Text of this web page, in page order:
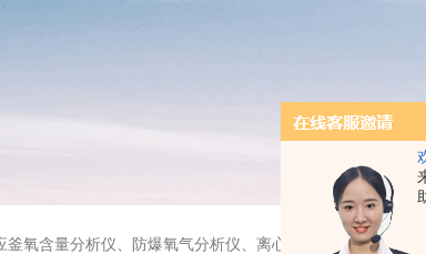
量分析仪、防爆氧气分析仪、离心机充氮保护系统、氢气分析系统、氧气浓度分析仪、在线微量氧